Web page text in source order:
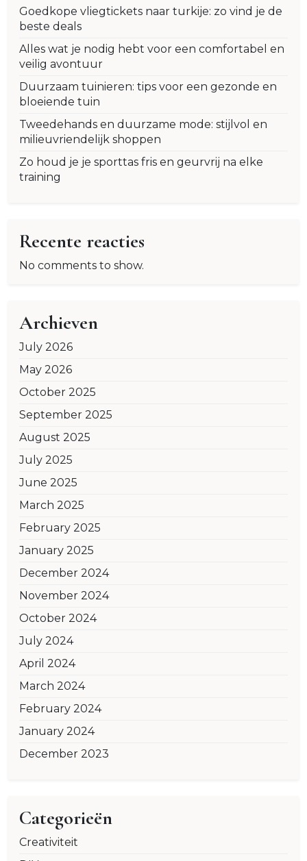
Goedkope vliegtickets naar turkije: zo vind je de
beste deals
Alles wat je nodig hebt voor een comfortabel en
veilig avontuur
Duurzaam tuinieren: tips voor een gezonde en
bloeiende tuin
Tweedehands en duurzame mode: stijlvol en
milieuvriendelijk shoppen
Zo houd je je sporttas fris en geurvrij na elke
training
Recente reacties
No comments to show.
Archieven
July 2026
May 2026
October 2025
September 2025
August 2025
July 2025
June 2025
March 2025
February 2025
January 2025
December 2024
November 2024
October 2024
July 2024
April 2024
March 2024
February 2024
January 2024
December 2023
Categorieën
Creativiteit